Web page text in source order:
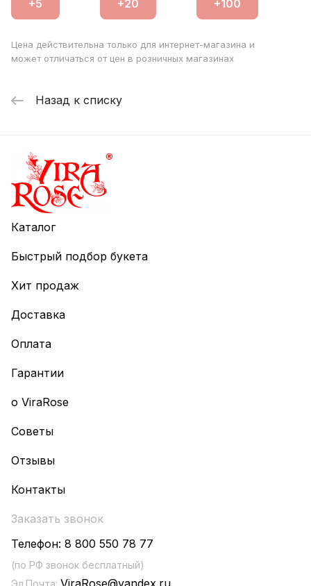
Цена действительна только для интернет-магазина и
может отличаться от цен в розничных магазинах
Назад к списку
Каталог
Быстрый подбор букета
Хит продаж
Доставка
Оплата
Гарантии
о ViraRose
Советы
Отзывы
Контакты
Заказать звонок
Телефон: 8 800 550 78 77
(по РФ звонок бесплатный)
Эл.Почта: